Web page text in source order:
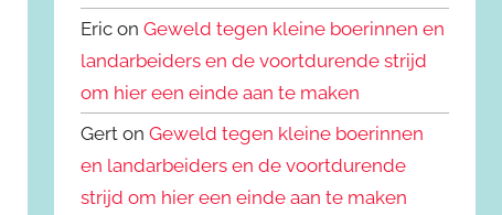
Eric onGeweld tegen kleine boerinnen en
landarbeiders en de voortdurende strijd
om hier een einde aan te maken
Gert onGeweld tegen kleine boerinnen
en landarbeiders en de voortdurende
strijd om hier een einde aan te maken